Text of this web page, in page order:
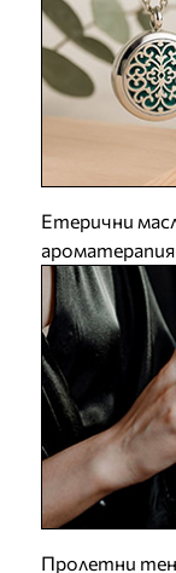
Етерични
ароматерапия
Пролетни